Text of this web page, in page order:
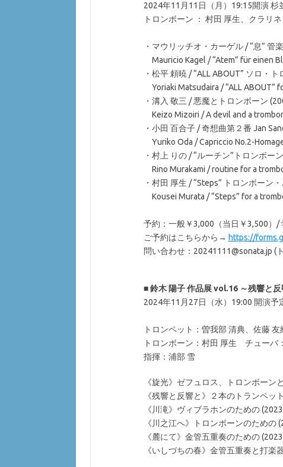
2024年11月11日（月）19:15開演 杉
トロンボーン ： 村田 厚生、クラリ
・マウリッチオ・カーゲル / “息” 管
Mauricio Kagel / “Atem” für einen
・松平 頼暁 / “ALL ABOUT” ソロ・
Yoriaki Matsudaira / “ALL ABOUT”
・溝入 敬三 / 悪魔とトロンボーン
Keizo Mizoiri / A devil and a
・小田 百合子 / 奇想曲第２番 Jan
Yuriko Oda / Capriccio No.2-
・村上 りの / “ルーチン”トロンボー
Rino Murakami / routine for a
・村田 厚生 / “Steps” トロンボーン
Kousei Murata / “Steps” for a
予約：一般￥3,000（当日￥3,500）/
ご予約はこちらから→ https://
問い合わせ：20241111@sonata.jp (
■鈴木 陽子 作品展 vol.16 ～残響と反
2024年11月27日（水）19:00 開演予
トロンペット：曽我部 清典、佐藤
トロンボーン：村田 厚生 チュー
指揮：浦部 雪
《旋光》ゼフュロス、トロンボーン
《残響と反響と》２本のトランペッ
《川滝》ヴィブラホンのための
《川之江へ》トロンボーンのための
《麓にて》金管五重奏のための
《いしづちの春》金管五重奏と打楽